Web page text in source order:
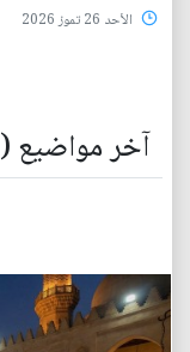
الأحد 26 تموز 2026
آخر مواضيع (